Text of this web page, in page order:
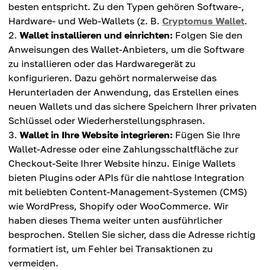
besten entspricht. Zu den Typen gehören Software-,
Hardware- und Web-Wallets (z. B. Cryptomus Wallet.
Wallet installieren und einrichten: Folgen Sie den
Anweisungen des Wallet-Anbieters, um die Software
zu installieren oder das Hardwaregerät zu
konfigurieren. Dazu gehört normalerweise das
Herunterladen der Anwendung, das Erstellen eines
neuen Wallets und das sichere Speichern Ihrer privaten
Schlüssel oder Wiederherstellungsphrasen.
Wallet in Ihre Website integrieren: Fügen Sie Ihre
Wallet-Adresse oder eine Zahlungsschaltfläche zur
Checkout-Seite Ihrer Website hinzu. Einige Wallets
bieten Plugins oder APIs für die nahtlose Integration
mit beliebten Content-Management-Systemen (CMS)
wie WordPress, Shopify oder WooCommerce. Wir
haben dieses Thema weiter unten ausführlicher
besprochen. Stellen Sie sicher, dass die Adresse richtig
formatiert ist, um Fehler bei Transaktionen zu
vermeiden.